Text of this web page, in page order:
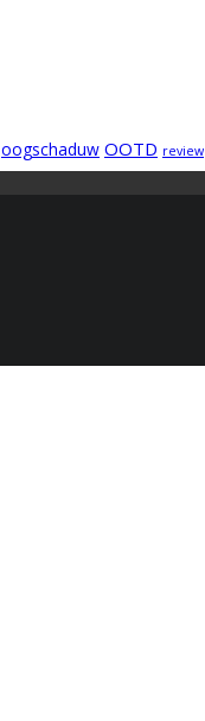
oogschaduw OOTD review